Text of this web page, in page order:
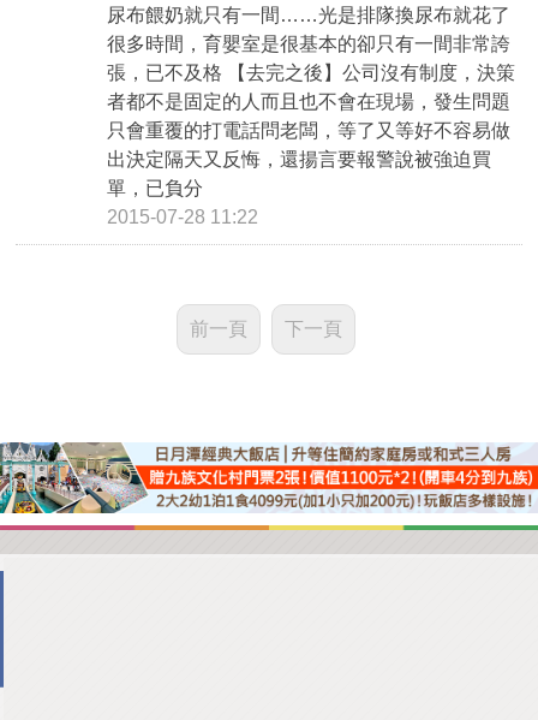
尿布餵奶就只有一間……光是排隊換尿布就花了
很多時間，育嬰室是很基本的卻只有一間非常誇
張，已不及格 【去完之後】公司沒有制度，決策
者都不是固定的人而且也不會在現場，發生問題
只會重覆的打電話問老闆，等了又等好不容易做
出決定隔天又反悔，還揚言要報警說被強迫買
單，已負分
2015-07-28 11:22
前一頁 下一頁